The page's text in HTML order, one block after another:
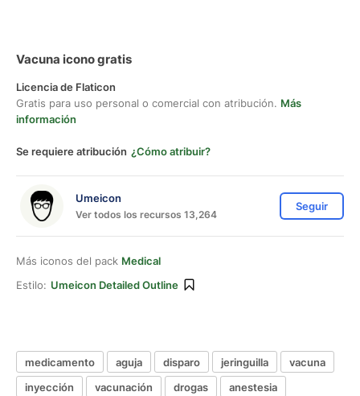
Vacuna icono gratis
Licencia de Flaticon
Gratis para uso personal o comercial con atribución. Más
información
Se requiere atribución ¿Cómo atribuir?
Umeicon
Ver todos los recursos 13,264
Seguir
Más iconos del pack Medical
Estilo: Umeicon Detailed Outline
medicamento aguja disparo jeringuilla
vacuna
inyección
vacunación drogas
anestesia